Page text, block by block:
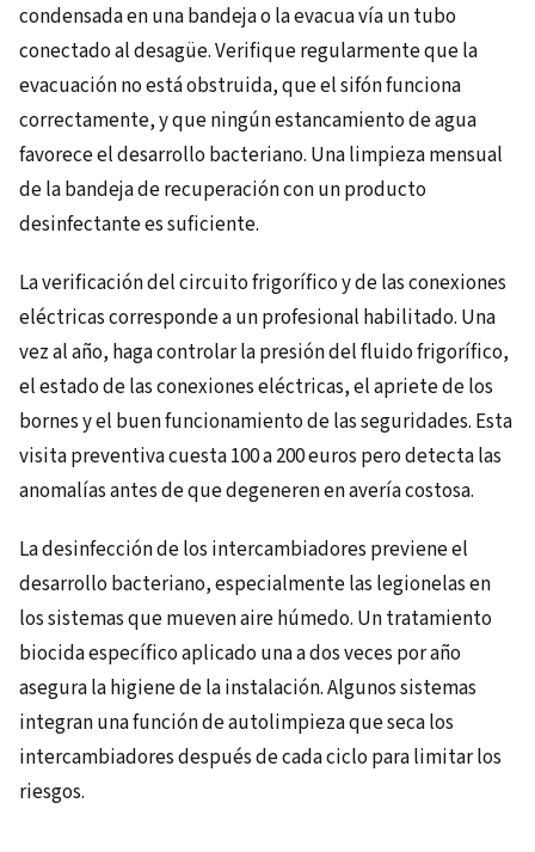
condensada en una bandeja o la evacua vía un tubo
conectado al desagüe. Verifique regularmente que la
evacuación no está obstruida, que el sifón funciona
correctamente, y que ningún estancamiento de agua
favorece el desarrollo bacteriano. Una limpieza mensual
de la bandeja de recuperación con un producto
desinfectante es suficiente.
La verificación del circuito frigorífico y de las conexiones
eléctricas corresponde a un profesional habilitado. Una
vez al año, haga controlar la presión del fluido frigorífico,
el estado de las conexiones eléctricas, el apriete de los
bornes y el buen funcionamiento de las seguridades. Esta
visita preventiva cuesta 100 a 200 euros pero detecta las
anomalías antes de que degeneren en avería costosa.
La desinfección de los intercambiadores previene el
desarrollo bacteriano, especialmente las legionelas en
los sistemas que mueven aire húmedo. Un tratamiento
biocida específico aplicado una a dos veces por año
asegura la higiene de la instalación. Algunos sistemas
integran una función de autolimpieza que seca los
intercambiadores después de cada ciclo para limitar los
riesgos.